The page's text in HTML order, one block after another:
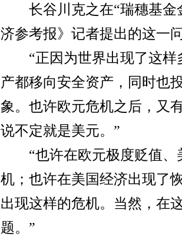
长谷川克之在“瑞穗基金
济参考报》记者提出的这一
“正因为世界出现了这样
产都移向安全资产，同时也
象。也许欧元危机之后，又
说不定就是美元。”
“也许在欧元极度贬值、
机；也许在美国经济出现了
出现这样的危机。当然，在
题。”